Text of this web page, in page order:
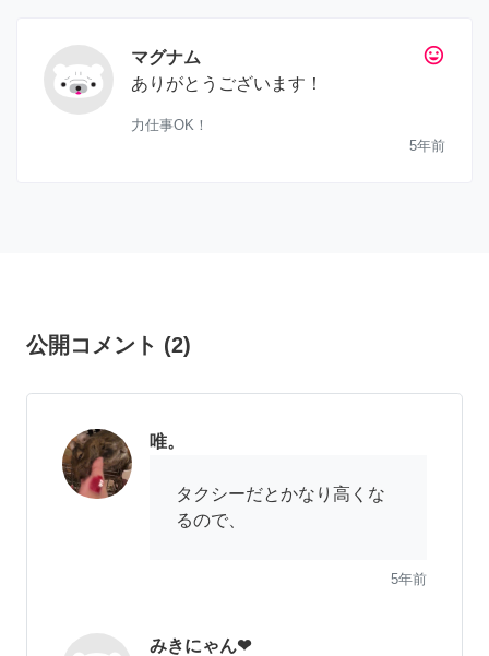
tag_faces
マグナム
ありがとうございます！
力仕事OK！
5年前
公開コメント (2)
唯。
タクシーだとかなり高くな
るので、
5年前
みきにゃん❤